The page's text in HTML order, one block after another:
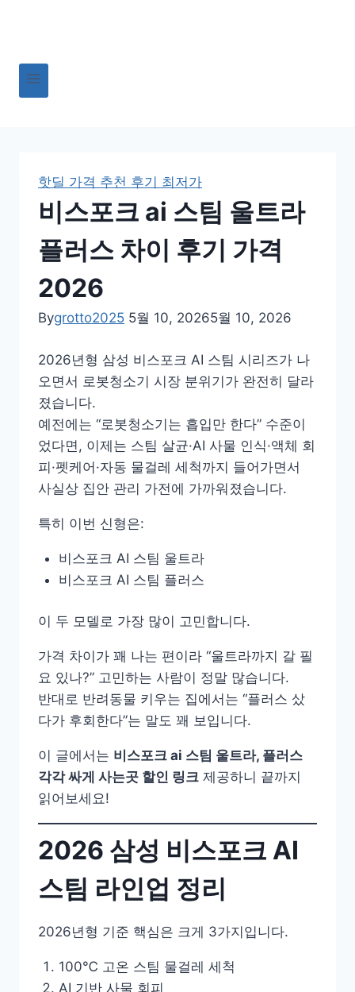
핫딜 가격 추천 후기 최저가
비스포크 ai 스팀 울트라
플러스 차이 후기 가격
2026
Bygrotto2025 5월 10, 20265월 10, 2026
2026년형 삼성 비스포크 AI 스팀 시리즈가 나
오면서 로봇청소기 시장 분위기가 완전히 달라
졌습니다.
예전에는 “로봇청소기는 흡입만 한다” 수준이
었다면, 이제는 스팀 살균·AI 사물 인식·액체 회
피·펫케어·자동 물걸레 세척까지 들어가면서
사실상 집안 관리 가전에 가까워졌습니다.
특히 이번 신형은:
비스포크 AI 스팀 울트라
비스포크 AI 스팀 플러스
이 두 모델로 가장 많이 고민합니다.
가격 차이가 꽤 나는 편이라 “울트라까지 갈 필
요 있나?” 고민하는 사람이 정말 많습니다.
반대로 반려동물 키우는 집에서는 “플러스 샀
다가 후회한다”는 말도 꽤 보입니다.
이 글에서는 비스포크 ai 스팀 울트라, 플러스
각각 싸게 사는곳 할인 링크 제공하니 끝까지
읽어보세요!
2026 삼성 비스포크 AI
스팀 라인업 정리
2026년형 기준 핵심은 크게 3가지입니다.
100℃ 고온 스팀 물걸레 세척
AI 기반 사물 회피